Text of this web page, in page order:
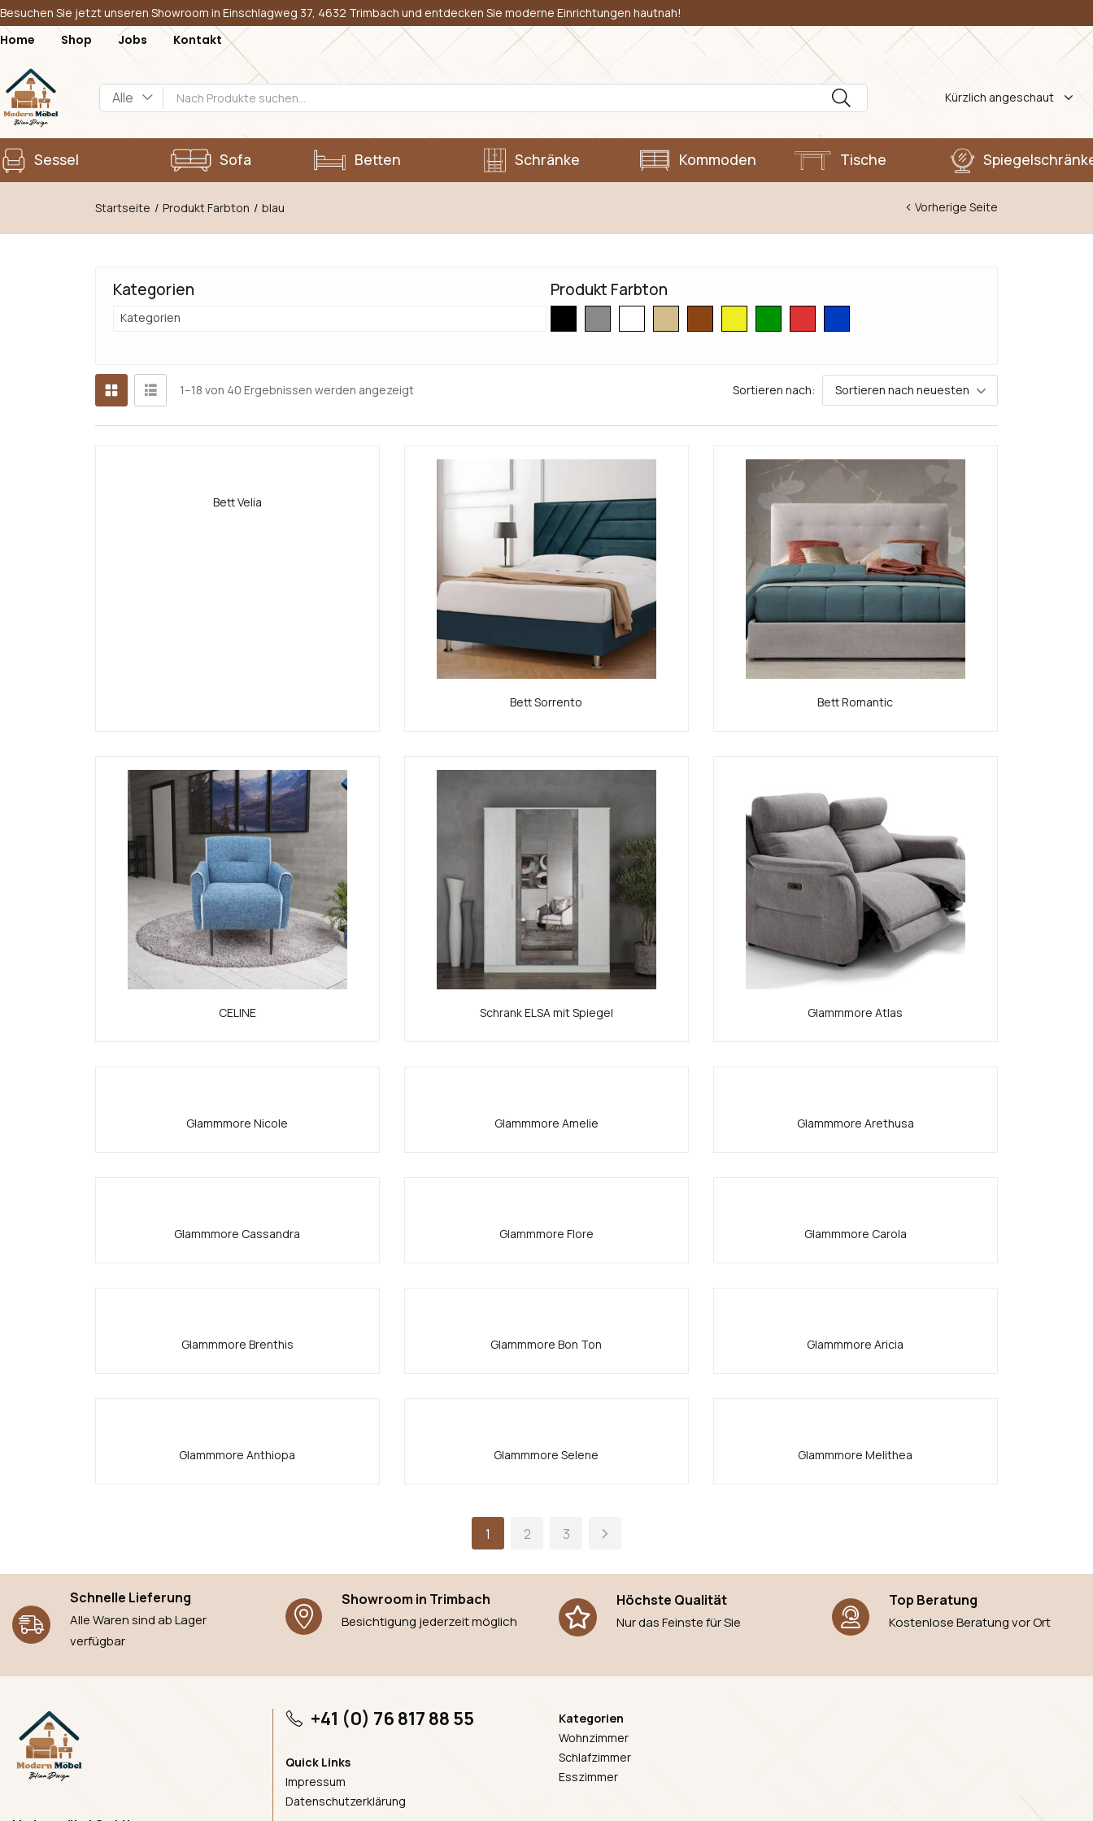
Besuchen Sie jetzt unseren Showroom in Einschlagweg 37, 4632 Trimbach und entdecken Sie moderne Einrichtungen hautnah!
Home Shop Jobs Kontakt
Alle Kürzlich angeschaut
Sessel Sofa Betten Schränke Kommoden Tische
Startseite Produkt Farbton blau Vorherige Seite
Kategorien
Kategorien
Produkt Farbton
1–18 von 40 Ergebnissen werden angezeigt Sortieren nach: Sortieren nach neuesten
Bett Velia
Bett Sorrento Bett Romantic
CELINE Schrank ELSA mit Spiegel Glammmore Atlas
Glammmore Nicole Glammmore Amelie Glammmore Arethusa
Glammmore Cassandra Glammmore Flore Glammmore Carola
Glammmore Brenthis Glammmore Bon Ton Glammmore Aricia
Glammmore Anthiopa Glammmore Selene Glammmore Melithea
1 2 3
Schnelle Lieferung
Alle Waren sind ab Lager
verfügbar
Showroom in Trimbach
Besichtigung jederzeit möglich
Höchste Qualität
Nur das Feinste für Sie
Top Beratung
Kostenlose Beratung vor Ort
+41 (0) 76 817 88 55
Quick Links
Impressum
Datenschutzerklärung
Kategorien
Wohnzimmer
Schlafzimmer
Esszimmer